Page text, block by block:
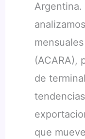
Argentina.
(ACARA),
de
que